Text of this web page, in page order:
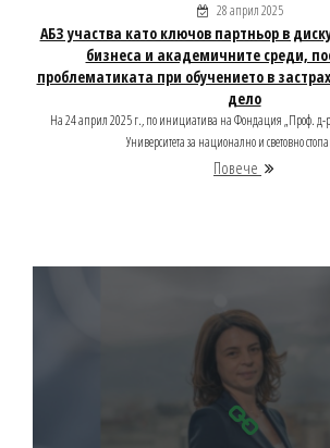
28 април 2025
АБЗ участва като ключов партньор в
бизнеса и академичните среди,
проблематиката при обучението в
дело
На 24 април 2025 г., по инициатива на Фондация „Проф. д-
Университета за национално и световно
Повече